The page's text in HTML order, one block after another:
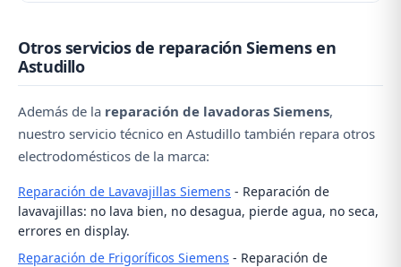
637 para una revisión profesional.
comunes (bomba de desagüe, cierre de puerta,
escobillas) tienen un coste asumible. Contacte con
presupuesto aproximado por teléfono.
Otros servicios de reparación Siemens en
Astudillo
Además de la reparación de lavadoras Siemens,
nuestro servicio técnico en Astudillo también repara otros
electrodomésticos de la marca:
Reparación de Lavavajillas Siemens - Reparación de
lavavajillas: no lava bien, no desagua, pierde agua, no seca,
errores en display.
Reparación de Frigoríficos Siemens - Reparación de